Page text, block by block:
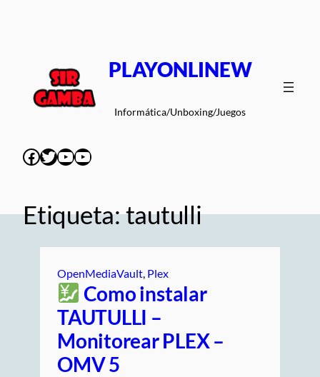
PLAYONLINEW
Informática/Unboxing/Juegos
Facebook
Twitter
YouTube
YouTube
Etiqueta:tautulli
OpenMediaVault Plex
Como instalar
TAUTULLI –
Monitorear PLEX –
OMV 5